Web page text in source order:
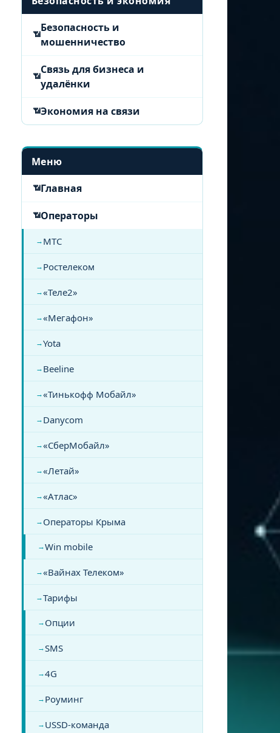
Безопасность и
мошенничество
Связь для бизнеса и
удалёнки
Экономия на связи
Меню
Главная
Операторы
МТС
Ростелеком
«Теле2»
«Мегафон»
Yota
Beeline
«Тинькофф Мобайл»
Danycom
«СберМобайл»
«Летай»
«Атлас»
Операторы Крыма
Win mobile
«Вайнах Телеком»
Тарифы
Опции
SMS
4G
Роуминг
USSD-команда